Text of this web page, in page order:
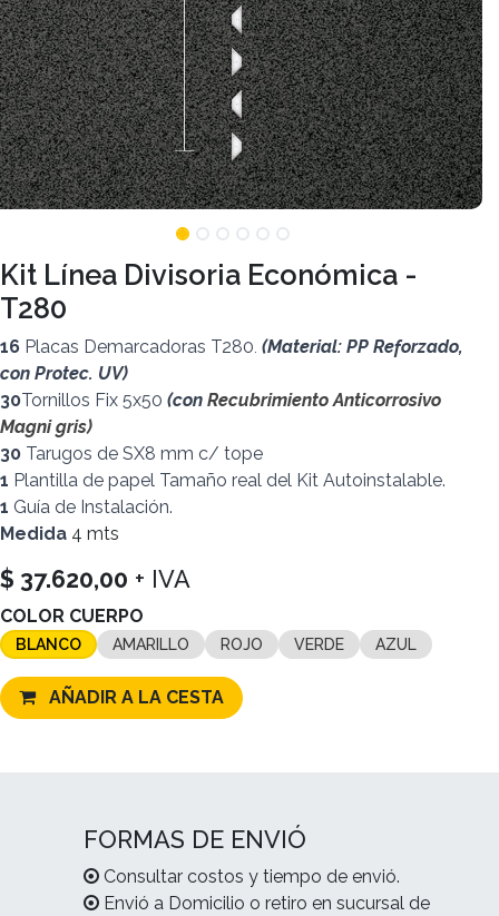
Kit Línea Divisoria Económica -
T280
16 Placas Demarcadoras T280 (Material: PP Reforzado,
con Protec. UV)
30Tornillos Fix 5x50 (con Recubrimiento Anticorrosivo
Magni gris)
30 Tarugos de SX8 mm c/ tope
1 Plantilla de papel Tamaño real del Kit Autoinstalable.
1 Guía de Instalación.
Medida 4 mts
$ 37.620,00 + IVA
COLOR CUERPO
BLANCO AMARILLO ROJO VERDE AZUL
AÑADIR A LA CESTA
FORMAS DE ENVIÓ
Consultar costos y tiempo de envió.
Envió a Domicilio o retiro en sucursal de